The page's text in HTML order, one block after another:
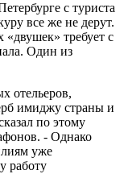
с туриста
все же не дерут.
требует с
Один из
отельеров,
имиджу страны и
по этому
- Однако
уже
работу